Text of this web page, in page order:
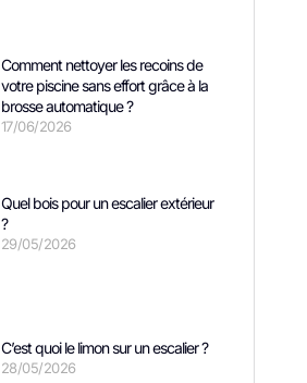
Comment nettoyer les recoins de
votre piscine sans effort grâce à la
brosse automatique ?
17/06/2026
Quel bois pour un escalier extérieur
?
29/05/2026
C’est quoi le limon sur un escalier ?
28/05/2026